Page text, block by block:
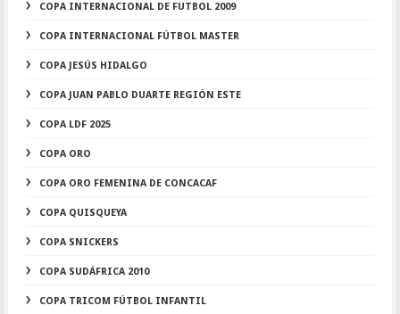
COPA INTERNACIONAL DE FUTBOL 2009
COPA INTERNACIONAL FÚTBOL MASTER
COPA JESÚS HIDALGO
COPA JUAN PABLO DUARTE REGIÓN ESTE
COPA LDF 2025
COPA ORO
COPA ORO FEMENINA DE CONCACAF
COPA QUISQUEYA
COPA SNICKERS
COPA SUDÁFRICA 2010
COPA TRICOM FÚTBOL INFANTIL